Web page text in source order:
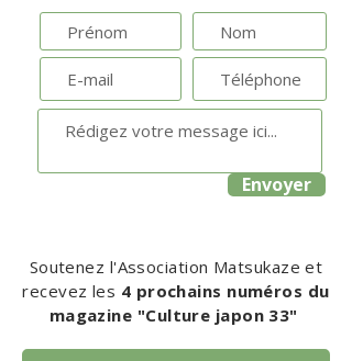
Envoyer
Soutenez l'Association Matsukaze et
recevez les 4 prochains numéros du
magazine "Culture japon 33"